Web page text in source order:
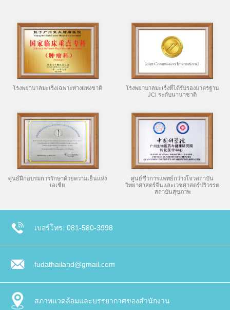
โรงพยาบาลมะเร็งเฉพาะทางแห่งชาติ
โรงพยาบาลมะเร็งที่ได้รับรองมาตรฐาน
JCI ระดับนานาชาติ
ศูนย์ฝึกอบรมการรักษาด้วยความเย็นแห่ง
เอเชีย
ศูนย์ชีวการแพทย์กว่างโจวสถาบัน
วิทยาศาสตร์จีนและเวชศาสตร์ปริวรรต
สถาบันสุขภาพ
เบอร์โทร: 081-580-3998
fudathailand@gmail.com
สภาพแวดล้อมและบรรยากาศของสำนักงาน